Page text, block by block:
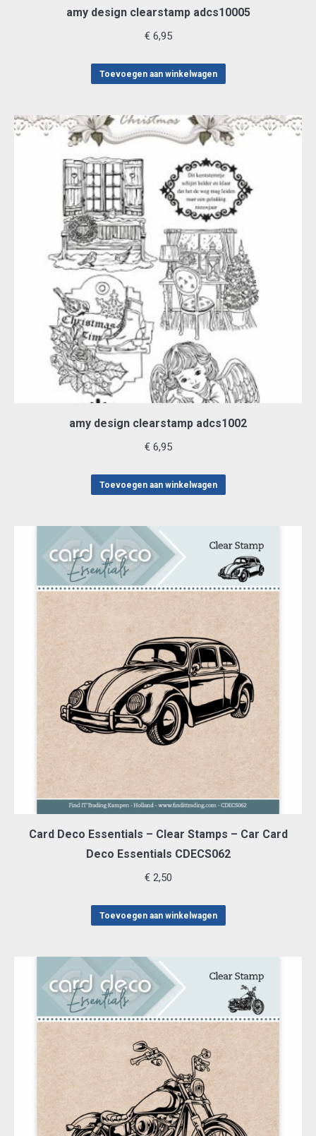
amy design clearstamp adcs10005
€6,95
Toevoegen aan winkelwagen
amy design clearstamp adcs1002
€6,95
Toevoegen aan winkelwagen
Card Deco Essentials – Clear Stamps – Car Card
Deco Essentials CDECS062
€2,50
Toevoegen aan winkelwagen